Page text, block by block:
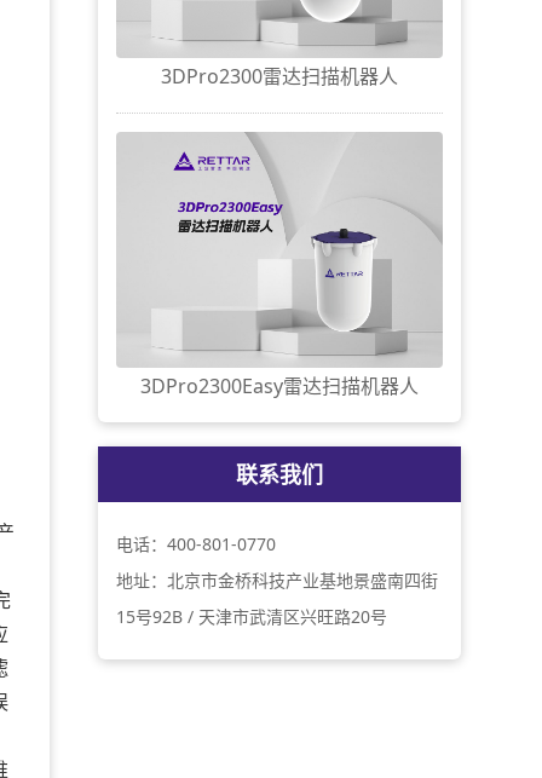
3DPro2300雷达扫描机器人
3DPro2300Easy雷达扫描机器人
联系我们
电话：400-801-0770
地址：北京市金桥科技产业基地景盛南四街
15号92B / 天津市武清区兴旺路20号